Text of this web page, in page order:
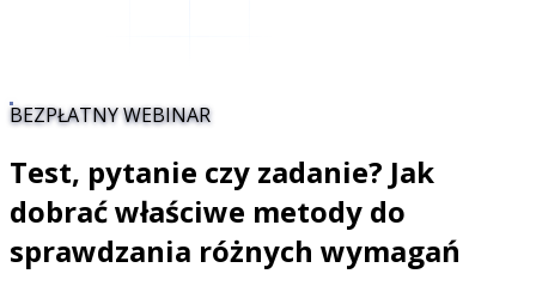
BEZPŁATNY WEBINAR
Test, pytanie czy zadanie? Jak
dobrać właściwe metody do
sprawdzania różnych wymagań